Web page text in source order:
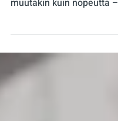
Elintarviketeollisuuden
muutakin kuin nopeutta
hygieenistä suunnittelua,
helppokäyttöisyyttä ja
Tutustu Orferin